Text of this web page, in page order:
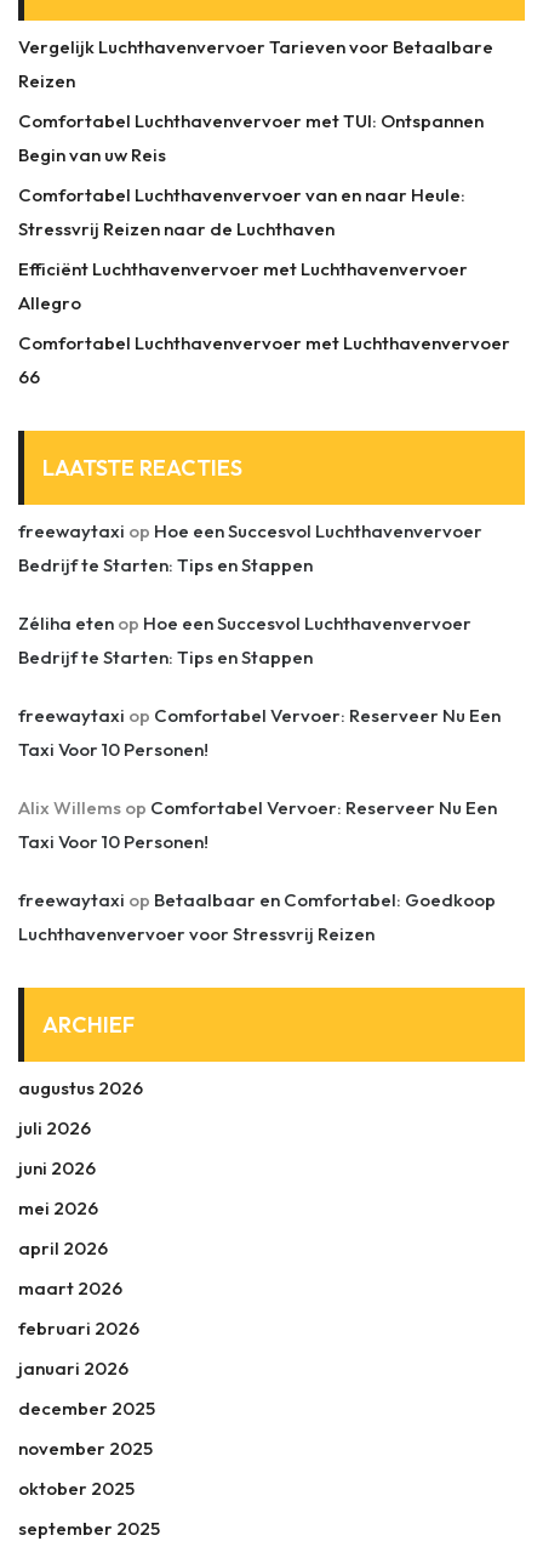
Vergelijk Luchthavenvervoer Tarieven voor Betaalbare
Reizen
Comfortabel Luchthavenvervoer met TUI: Ontspannen
Begin van uw Reis
Comfortabel Luchthavenvervoer van en naar Heule:
Stressvrij Reizen naar de Luchthaven
Efficiënt Luchthavenvervoer met Luchthavenvervoer
Allegro
Comfortabel Luchthavenvervoer met Luchthavenvervoer
66
LAATSTE REACTIES
freewaytaxi op Hoe een Succesvol Luchthavenvervoer
Bedrijf te Starten: Tips en Stappen
Zéliha eten op Hoe een Succesvol Luchthavenvervoer
Bedrijf te Starten: Tips en Stappen
freewaytaxi op Comfortabel Vervoer: Reserveer Nu Een
Taxi Voor 10 Personen!
Alix Willems op Comfortabel Vervoer: Reserveer Nu Een
Taxi Voor 10 Personen!
freewaytaxi op Betaalbaar en Comfortabel: Goedkoop
Luchthavenvervoer voor Stressvrij Reizen
ARCHIEF
augustus 2026
juli 2026
juni 2026
mei 2026
april 2026
maart 2026
februari 2026
januari 2026
december 2025
november 2025
oktober 2025
september 2025